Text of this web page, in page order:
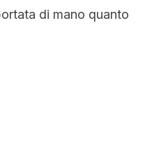
di mano quanto